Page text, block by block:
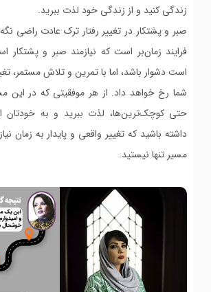
زندگی کنید و از زندگی خود لذت ببرید.
صبر و پشتکار در تغییر رفتار ترک عادت راضی
فرایند زمان‌بر است که نیازمند صبر و پشتکار
است دشوار باشد، اما با تمرین و تلاش مستمر،
شما رخ خواهد داد. از هر موفقیتی که در این
حتی کوچک‌ترین‌ها، لذت ببرید و به خودتان
داشته باشید که تغییر واقعی و پایدار به زمان
مسیر تنها نیستید.